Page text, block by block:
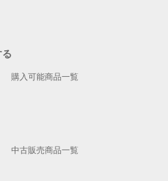
購入可能商品一覧
中古販売商品一覧